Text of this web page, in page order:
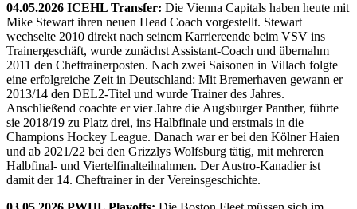
04.05.2026 ICEHL Transfer: Die Vienna Capitals haben heute mit
Mike Stewart ihren neuen Head Coach vorgestellt. Stewart
wechselte 2010 direkt nach seinem Karriereende beim VSV ins
Trainergeschäft, wurde zunächst Assistant-Coach und übernahm
2011 den Cheftrainerposten. Nach zwei Saisonen in Villach folgte
eine erfolgreiche Zeit in Deutschland: Mit Bremerhaven gewann er
2013/14 den DEL2-Titel und wurde Trainer des Jahres.
Anschließend coachte er vier Jahre die Augsburger Panther, führte
sie 2018/19 zu Platz drei, ins Halbfinale und erstmals in die
Champions Hockey League. Danach war er bei den Kölner Haien
und ab 2021/22 bei den Grizzlys Wolfsburg tätig, mit mehreren
Halbfinal- und Viertelfinalteilnahmen. Der Austro-Kanadier ist
damit der 14. Cheftrainer in der Vereinsgeschichte.